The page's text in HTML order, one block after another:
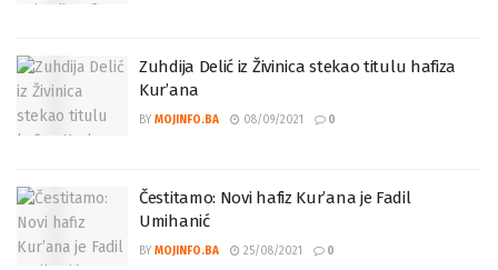
Zuhdija Delić iz Živinica stekao titulu hafiza
Kur’ana
BY MOJINFO.BA 08/09/2021 0
Čestitamo: Novi hafiz Kur’ana je Fadil
Umihanić
BY MOJINFO.BA 25/08/2021 0